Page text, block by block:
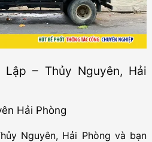
– Thủy Nguyên, Hải
Hải Phòng
Nguyên, Hải Phòng và bạn